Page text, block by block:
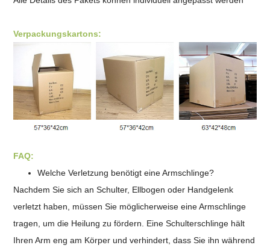
Verpackungskartons:
FAQ:
Welche Verletzung benötigt eine Armschlinge?
Nachdem Sie sich an Schulter, Ellbogen oder Handgelenk
verletzt haben, müssen Sie möglicherweise eine Armschlinge
tragen, um die Heilung zu fördern. Eine Schulterschlinge hält
Ihren Arm eng am Körper und verhindert, dass Sie ihn während